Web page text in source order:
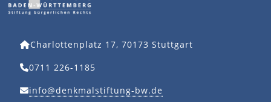
Charlottenplatz 17, 70173 Stuttgart
0711 226-1185
info@denkmalstiftung-bw.de